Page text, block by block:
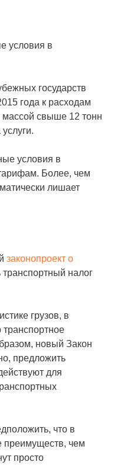
условия в
государств
года к расходам
массой свыше 12 тонн
условия в
Более, чем
лишает
законопроект о
транспортный налог
грузов, в
новый Закон
предложить
для
что в
преимуществ, чем
просто